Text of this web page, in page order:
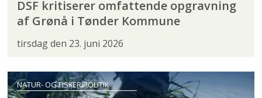
DSF kritiserer omfattende opgravning
af Grønå i Tønder Kommune
tirsdag den 23. juni 2026
NATUR- OG FISKERIPOLITIK